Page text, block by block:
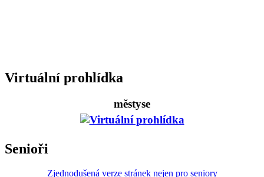
Virtuální prohlídka
městyse
Senioři
Zjednodušená verze stránek nejen pro seniory